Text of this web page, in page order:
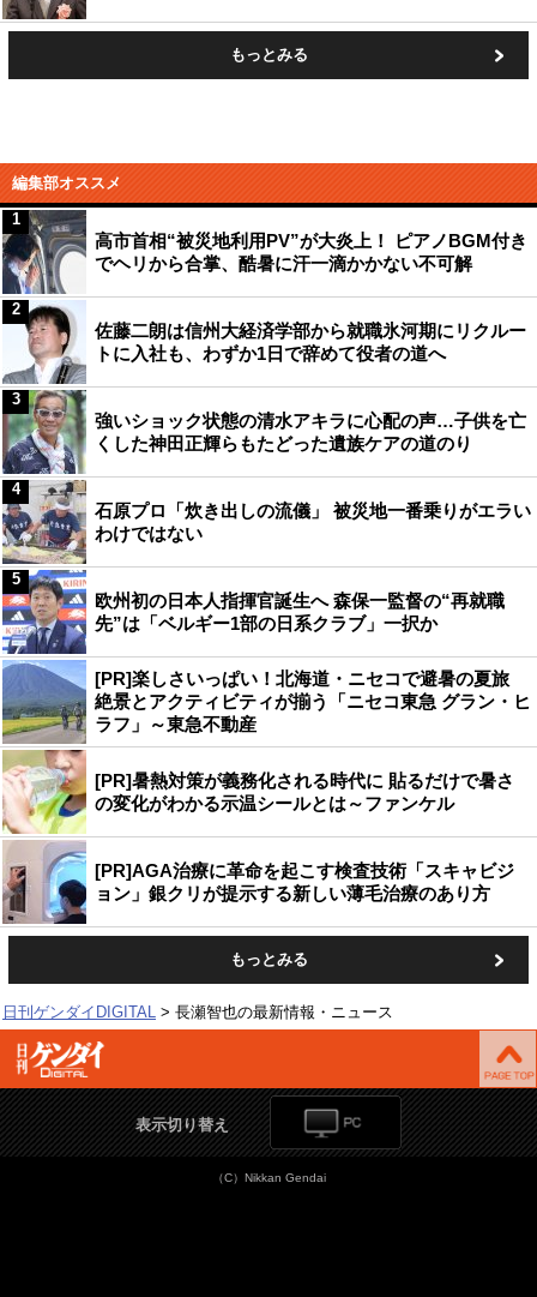
もっとみる
編集部オススメ
高市首相“被災地利用PV”が大炎上！ ピアノBGM付き
でヘリから合掌、酷暑に汗一滴かかない不可解
1
佐藤二朗は信州大経済学部から就職氷河期にリクルー
トに入社も、わずか1日で辞めて役者の道へ
2
強いショック状態の清水アキラに心配の声…子供を亡
くした神田正輝らもたどった遺族ケアの道のり
3
石原プロ「炊き出しの流儀」 被災地一番乗りがエラい
わけではない
4
欧州初の日本人指揮官誕生へ 森保一監督の“再就職
先”は「ベルギー1部の日系クラブ」一択か
5
[PR]楽しさいっぱい！北海道・ニセコで避暑の夏旅
絶景とアクティビティが揃う「ニセコ東急 グラン・ヒ
ラフ」～東急不動産
[PR]暑熱対策が義務化される時代に 貼るだけで暑さ
の変化がわかる示温シールとは～ファンケル
[PR]AGA治療に革命を起こす検査技術「スキャビジ
ョン」銀クリが提示する新しい薄毛治療のあり方
もっとみる
日刊ゲンダイDIGITAL 長瀬智也の最新情報・ニュース
表示切り替え
（C）Nikkan Gendai